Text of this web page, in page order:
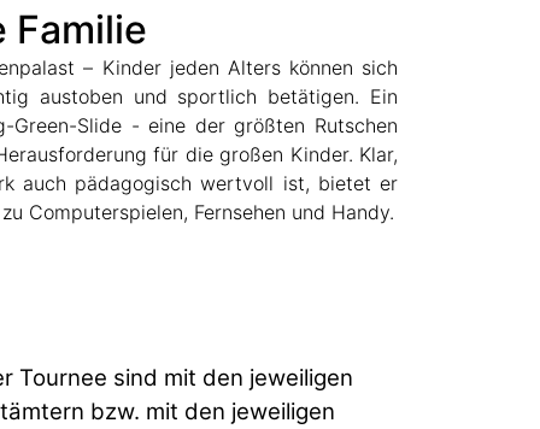
Familie
Computerspielen, Fernsehen und Handy.
Tournee sind mit den jeweiligen
bzw. mit den jeweiligen